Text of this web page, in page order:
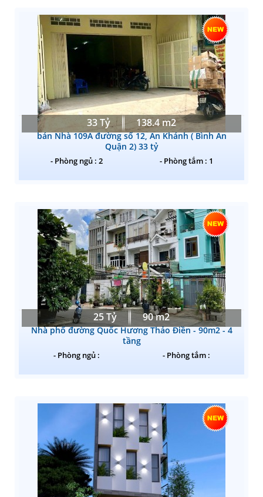
33 Tỷ 138.4 m2
bán Nhà 109A đường số 12, An Khánh ( Bình An
Quận 2) 33 tỷ
- Phòng ngủ : 2 - Phòng tắm : 1
25 Tỷ 90 m2
Nhà phố đường Quốc Hương Thảo Điền - 90m2 - 4
tầng
- Phòng ngủ : - Phòng tắm :